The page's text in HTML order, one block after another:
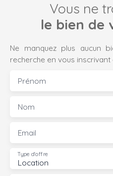
Vous ne
le bien de
Ne manquez plus aucun
recherche en vous
Prénom
Nom
Email
Location
Type d'offre